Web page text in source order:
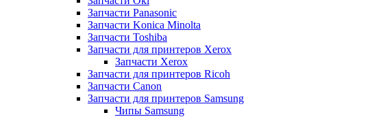
Запчасти Panasonic
Запчасти Koniсa Minolta
Запчасти Toshiba
Запчасти для принтеров Xerox
Запчасти Xerox
Запчасти для принтеров Ricoh
Запчасти Canon
Запчасти для принтеров Samsung
Чипы Samsung